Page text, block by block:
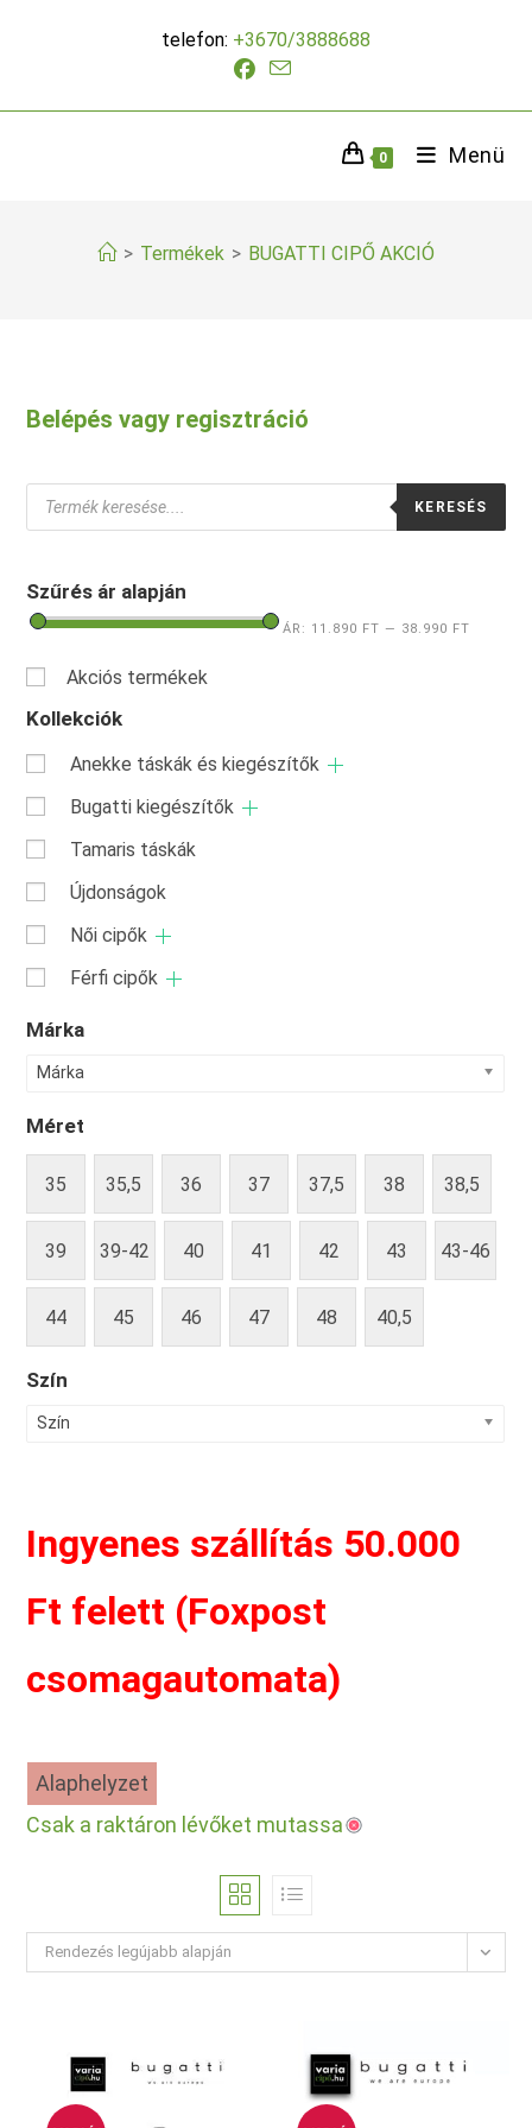
telefon: +3670/3888688
0 Menü
> Termékek > BUGATTI CIPŐ AKCIÓ
Belépés vagy regisztráció
Products
search
KERESÉS
Szűrés ár alapján
ÁR: 11.890 FT — 38.990 FT
Akciós termékek
Kollekciók
Anekke táskák és kiegészítők
Bugatti kiegészítők
Tamaris táskák
Újdonságok
Női cipők
Férfi cipők
Márka
Márka
Méret
35 35,5 36 37 37,5 38 38,5
39 39-42 40 41 42 43 43-46
44 45 46 47 48 40,5
Szín
Szín
Ingyenes szállítás 50.000
Ft felett (Foxpost
csomagautomata)
Alaphelyzet
Csak a raktáron lévőket mutassa
Rendezés legújabb alapján